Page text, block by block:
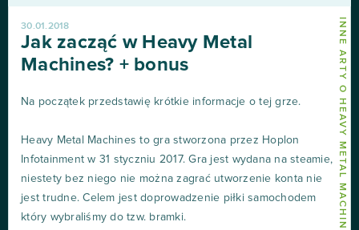
INNE ARTY O HEAVY METAL MACHINES
30.01.2018
Jak zacząć w Heavy Metal
Machines? + bonus
Na początek przedstawię krótkie informacje o tej grze.
Heavy Metal Machines to gra stworzona przez Hoplon
Infotainment w 31 styczniu 2017. Gra jest wydana na steamie,
niestety bez niego nie można zagrać utworzenie konta nie
jest trudne. Celem jest doprowadzenie piłki samochodem
który wybraliśmy do tzw. bramki.